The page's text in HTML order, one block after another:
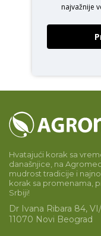
najvažnije
Hvatajući korak sa
današnjice, na
mudrost tradicije i
korak sa promenama,
Srbiji!
Dr Ivana Ribara 84,
11070 Novi Beograd